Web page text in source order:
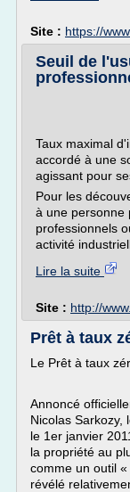
Site : https://
Seuil de
Taux maximal
accordé à une
agissant pour
Pour les
à une personne
professionnels
activité
Lire la suite
Site : http://
Prêt à taux
Le Prêt à taux
Annoncé
Nicolas Sarkozy,
le 1er janvier
la propriété au
comme un outil
révélé